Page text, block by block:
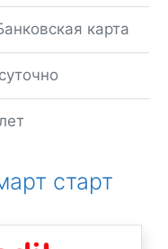
карта
старт